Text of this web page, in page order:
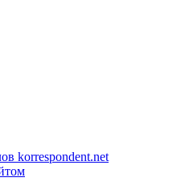
korrespondent.net